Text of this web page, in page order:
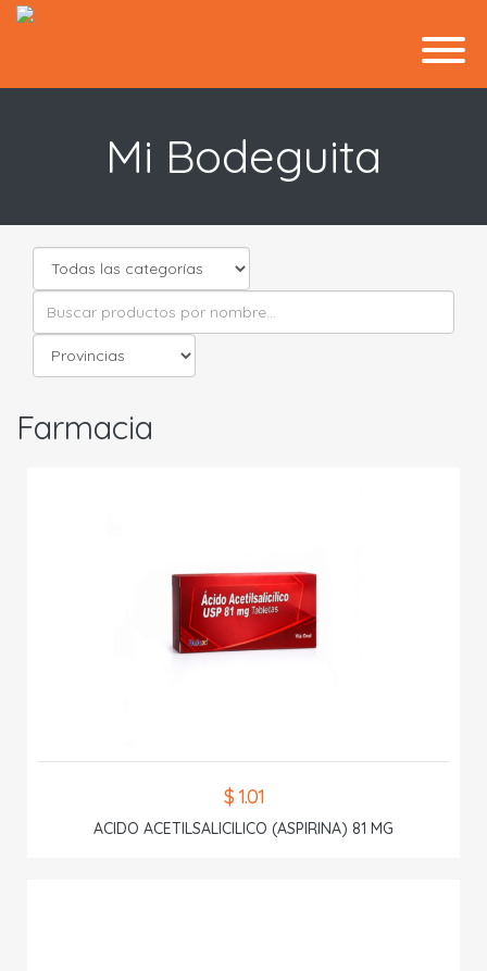
Mi Bodeguita
Farmacia
$ 1.01
ACIDO ACETILSALICILICO (ASPIRINA) 81 MG